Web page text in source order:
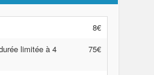
8€
limitée à 4
75€